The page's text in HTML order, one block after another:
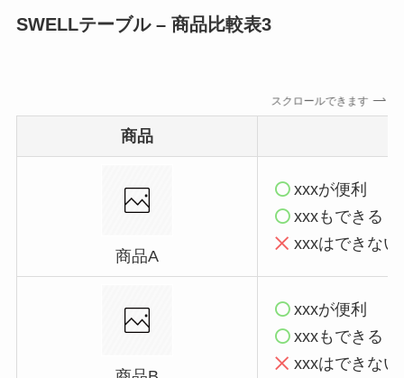
SWELLテーブル – 商品比較表3
スクロールできます
商品
商品A
xxxが便利
xxxもできる
xxxはできない
xxxが便利
xxxもできる
xxxはできない